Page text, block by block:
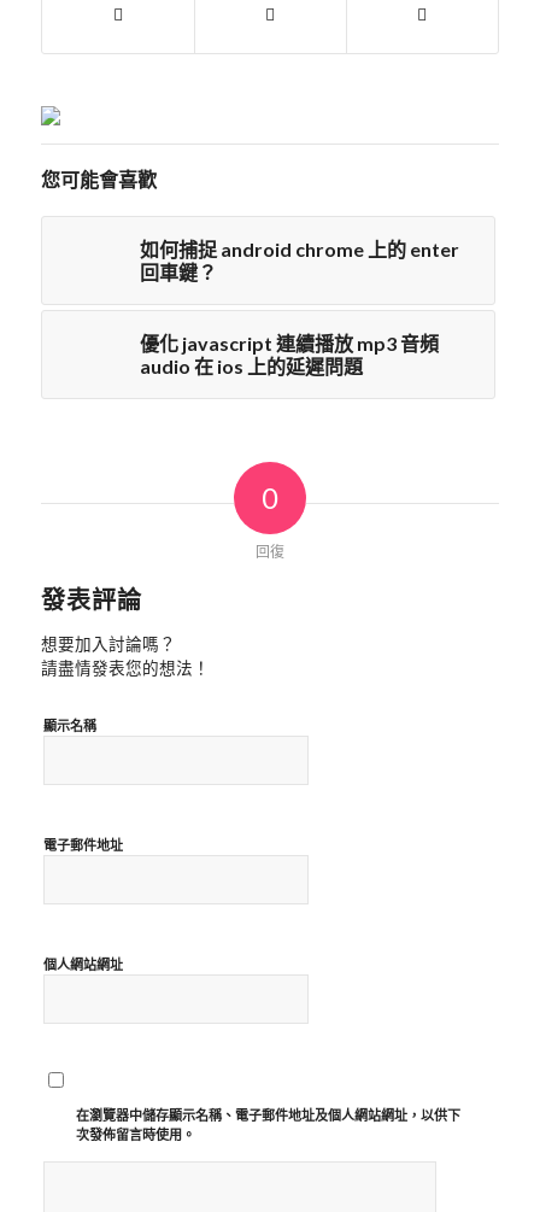
您可能會喜歡
如何捕捉 android chrome 上的 enter
回車鍵？
優化 javascript 連續播放 mp3 音頻
audio 在 ios 上的延遲問題
0
回復
發表評論
想要加入討論嗎？
請盡情發表您的想法！
顯示名稱
電子郵件地址
個人網站網址
在瀏覽器中儲存顯示名稱、電子郵件地址及個人網站網址，以供下
次發佈留言時使用。